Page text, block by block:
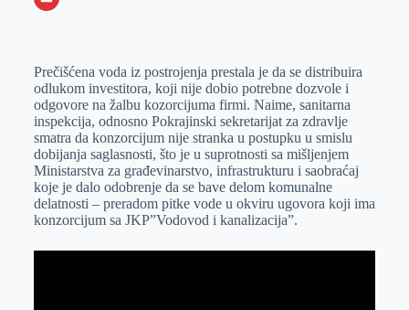
e
r
I
n
s
A
p
p
a
i
l
Prečišćena voda iz postrojenja prestala je da se distribuira
odlukom investitora, koji nije dobio potrebne dozvole i
odgovore na žalbu kozorcijuma firmi. Naime, sanitarna
inspekcija, odnosno Pokrajinski sekretarijat za zdravlje
smatra da konzorcijum nije stranka u postupku u smislu
dobijanja saglasnosti, što je u suprotnosti sa mišljenjem
Ministarstva za građevinarstvo, infrastrukturu i saobraćaj
koje je dalo odobrenje da se bave delom komunalne
delatnosti – preradom pitke vode u okviru ugovora koji ima
konzorcijum sa JKP”Vodovod i kanalizacija”.